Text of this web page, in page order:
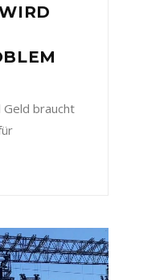
Geld braucht